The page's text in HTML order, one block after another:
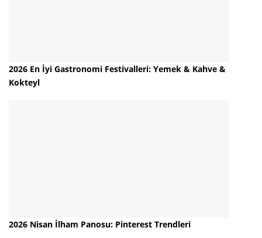
2026 En İyi Gastronomi Festivalleri: Yemek & Kahve &
Kokteyl
2026 Nisan İlham Panosu: Pinterest Trendleri